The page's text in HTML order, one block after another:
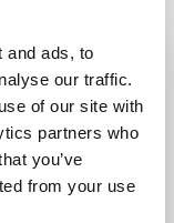
and ads, to
our traffic.
of our site with
partners who
you’ve
from your use
2025!